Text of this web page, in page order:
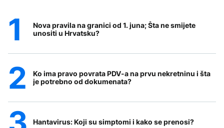
Nova pravila na granici od 1. juna; Šta ne smijete
unositi u Hrvatsku?
Ko ima pravo povrata PDV-a na prvu nekretninu i šta
je potrebno od dokumenata?
Hantavirus: Koji su simptomi i kako se prenosi?